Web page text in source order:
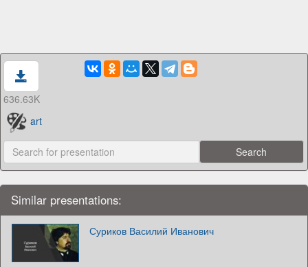
636.63K
art
Similar presentations:
Суриков Василий Иванович